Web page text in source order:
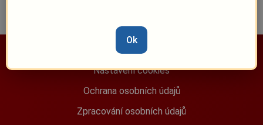
Nastavení cookies
Ochrana osobních údajů
Zpracování osobních údajů
Ok